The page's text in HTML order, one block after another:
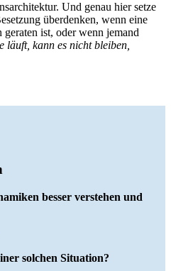
Und genau hier setze
überdenken, wenn eine
ist, oder wenn jemand
läuft, kann es nicht bleiben,
besser verstehen und
solchen Situation?